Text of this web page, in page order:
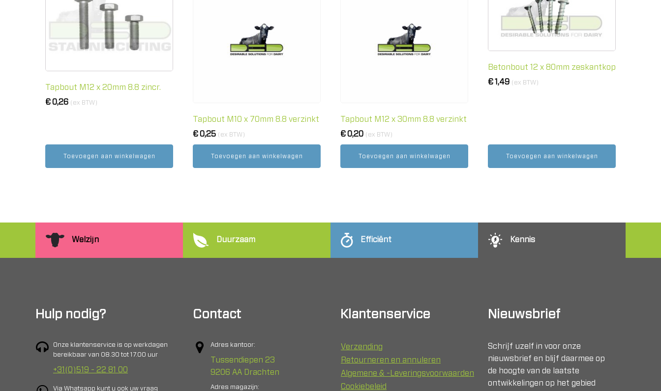
Tapbout M12 x 20mm 8.8 zincr.
€0,26 (ex BTW)
Toevoegen aan winkelwagen
Tapbout M10 x 70mm 8.8 verzinkt
€0,25 (ex BTW)
Toevoegen aan winkelwagen
Tapbout M12 x 30mm 8.8 verzinkt
€0,20 (ex BTW)
Toevoegen aan winkelwagen
Betonbout 12 x 80mm zeskantkop
€1,49 (ex BTW)
Toevoegen aan winkelwagen
Welzijn Duurzaam Efficiënt Kennis
Hulp nodig?
Onze klantenservice is op werkdagen
bereikbaar van 08.30 tot 17.00 uur
+31(0)519 - 22 81 00
Via Whatsapp kunt u ook uw vraag
Contact
Adres kantoor:
Tussendiepen 23
9206 AA Drachten
Adres magazijn:
Klantenservice
Verzending
Retourneren en annuleren
Algemene & -Leveringsvoorwaarden
Cookiebeleid
Nieuwsbrief
Schrijf uzelf in voor onze
nieuwsbrief en blijf daarmee op
de hoogte van de laatste
ontwikkelingen op het gebied